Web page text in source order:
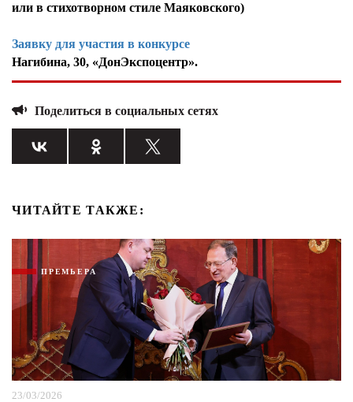
или в стихотворном стиле Маяковского)
Заявку для участия в конкурсе
Нагибина, 30, «ДонЭкспоцентр».
Поделиться в социальных сетях
ЧИТАЙТЕ ТАКЖЕ:
ПРЕМЬЕРА
23/03/2026